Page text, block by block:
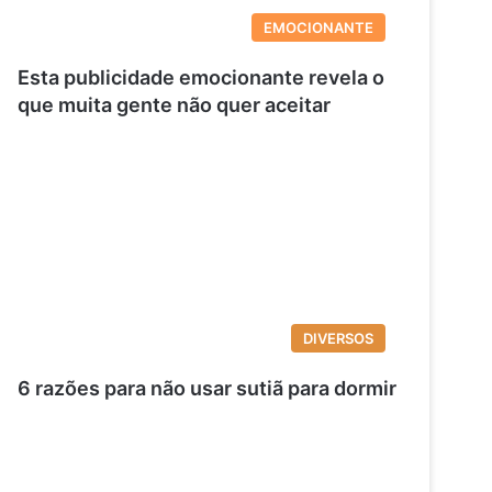
EMOCIONANTE
Esta publicidade emocionante revela o
que muita gente não quer aceitar
DIVERSOS
6 razões para não usar sutiã para dormir